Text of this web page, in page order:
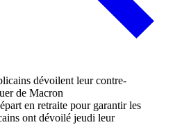
en retraite pour garantir les
ont dévoilé jeudi leur